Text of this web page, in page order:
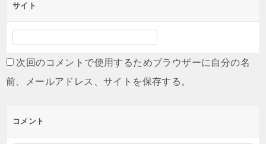
サイト
次回のコメントで使用するためブラウザーに自分の名
前、メールアドレス、サイトを保存する。
コメント